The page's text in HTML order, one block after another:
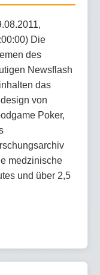
Die
des
Newsflash
das
von
Poker,
medzinische
und über 2,5